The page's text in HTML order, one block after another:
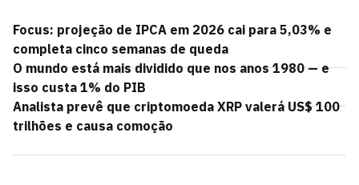
Focus: projeção de IPCA em 2026 cai para 5,03% e
completa cinco semanas de queda
O mundo está mais dividido que nos anos 1980 — e
isso custa 1% do PIB
Analista prevê que criptomoeda XRP valerá US$ 100
trilhões e causa comoção